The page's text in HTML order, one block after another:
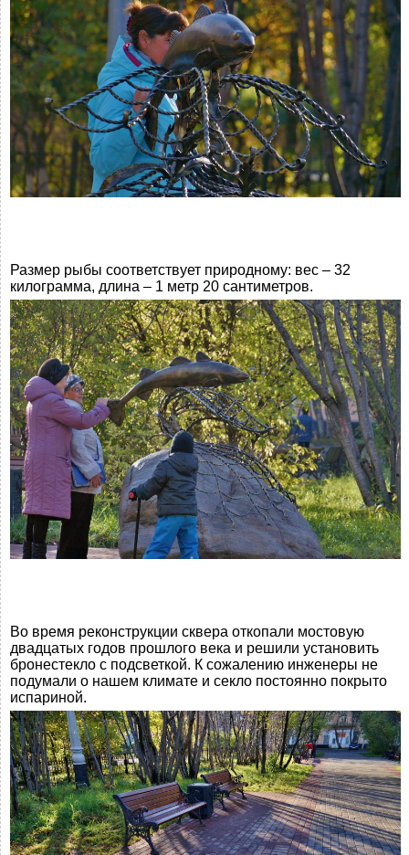
Размер рыбы соответствует природному: вес – 32
килограмма, длина – 1 метр 20 сантиметров.
Во время реконструкции сквера откопали мостовую
двадцатых годов прошлого века и решили установить
бронестекло с подсветкой. К сожалению инженеры не
подумали о нашем климате и секло постоянно покрыто
испариной.